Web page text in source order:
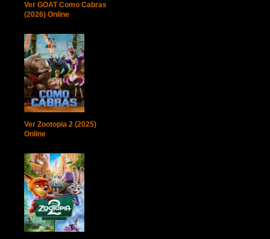
Ver GOAT Como Cabras
(2026) Online
Ver Zootopia 2 (2025)
Online